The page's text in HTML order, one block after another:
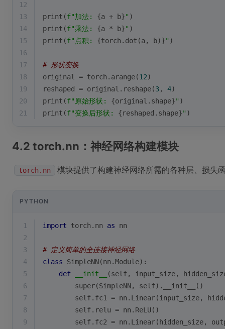
12
13
print (f"加法: {a + b}" )
14
print (f"乘法: {a * b}" )
15
print (f"点积: {torch.dot(a, b)}" )
16
17
# 形状变换
18
original = torch.arange(12)
19
reshaped = original.reshape(3, 4)
20
print (f"原始形状: {original.shape}" )
21
print (f"变换后形状: {reshaped.shape}" )
4.2 torch.nn：神经网络构建模块
torch.nn 模块提供了构建神经网络所需的各种层、损失
PYTHON
1 import torch.nn as nn
2
3
# 定义简单的全连接神经网络
4
class SimpleNN(nn.Module):
5
def __init__ (self, input_size,
6
super(SimpleNN, self).__init__()
7
self.fc1 = nn.Linear(input_size,
8
        self.relu = nn.ReLU()
9
self.fc2 = nn.Linear(hidden_size,